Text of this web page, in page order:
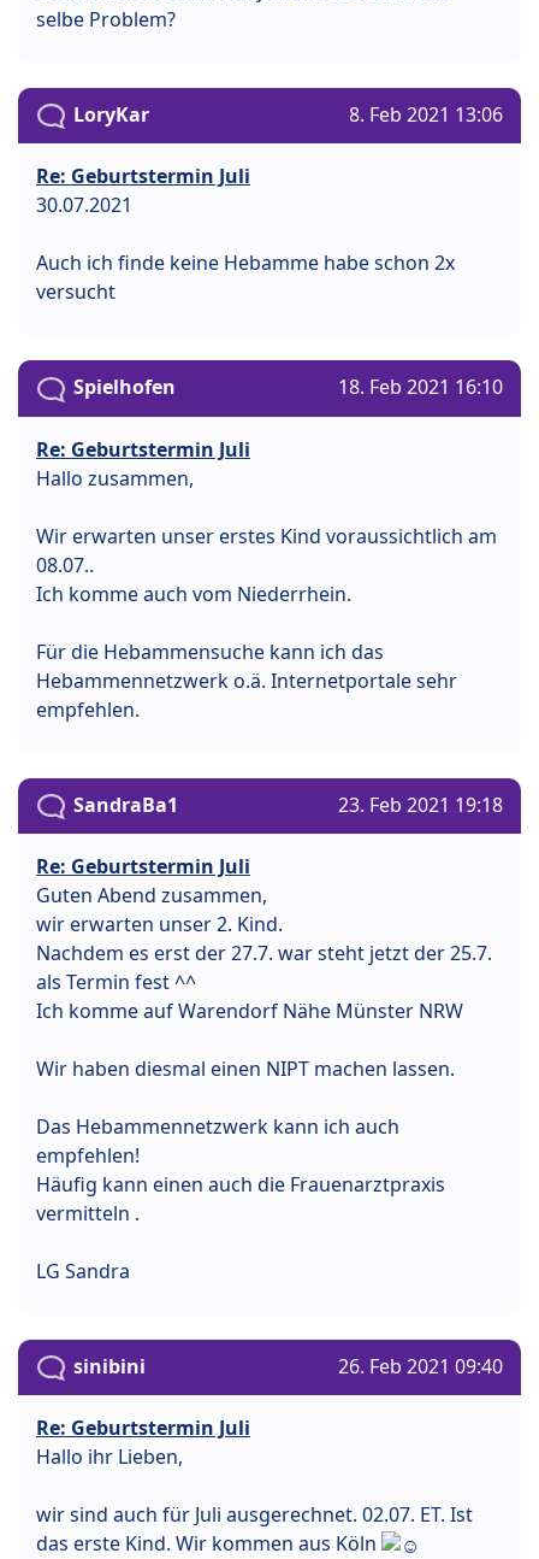
selbe Problem?
LoryKar 8. Feb 2021 13:06
Re: Geburtstermin Juli
30.07.2021
Auch ich finde keine Hebamme habe schon 2x
versucht
Spielhofen 18. Feb 2021 16:10
Re: Geburtstermin Juli
Hallo zusammen,
Wir erwarten unser erstes Kind voraussichtlich am
08.07..
Ich komme auch vom Niederrhein.
Für die Hebammensuche kann ich das
Hebammennetzwerk o.ä. Internetportale sehr
empfehlen.
SandraBa1 23. Feb 2021 19:18
Re: Geburtstermin Juli
Guten Abend zusammen,
wir erwarten unser 2. Kind.
Nachdem es erst der 27.7. war steht jetzt der 25.7.
als Termin fest ^^
Ich komme auf Warendorf Nähe Münster NRW
Wir haben diesmal einen NIPT machen lassen.
Das Hebammennetzwerk kann ich auch
empfehlen!
Häufig kann einen auch die Frauenarztpraxis
vermitteln .
LG Sandra
sinibini 26. Feb 2021 09:40
Re: Geburtstermin Juli
Hallo ihr Lieben,
wir sind auch für Juli ausgerechnet. 02.07. ET. Ist
das erste Kind. Wir kommen aus Köln